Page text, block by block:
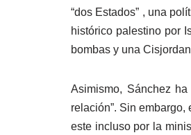
“dos Estados” , una
histórico palestino por
bombas y una
Asimismo, Sánchez
relación”. Sin
este incluso por la